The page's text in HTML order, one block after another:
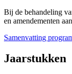
Bij de behandeling
en amendementen
Samenvatting
Jaarstukken